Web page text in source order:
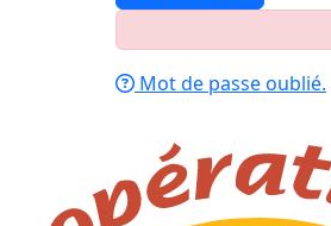
Mot de passe oublié.